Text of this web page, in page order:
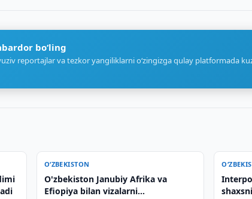
bo‘ling
reportajlar va tezkor yangiliklarni o‘zingizga qulay platformada
O‘ZBEKISTON
O'zbekiston Janubiy Afrika va
Efiopiya bilan vizalarni